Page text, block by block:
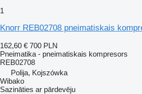
1
Knorr REB02708 pneimatiskais
162,60 € 700 PLN
Pneimatika - pneimatiskais kompresors
REB02708
Polija, Kojszówka
Wibako
Sazināties ar pārdevēju